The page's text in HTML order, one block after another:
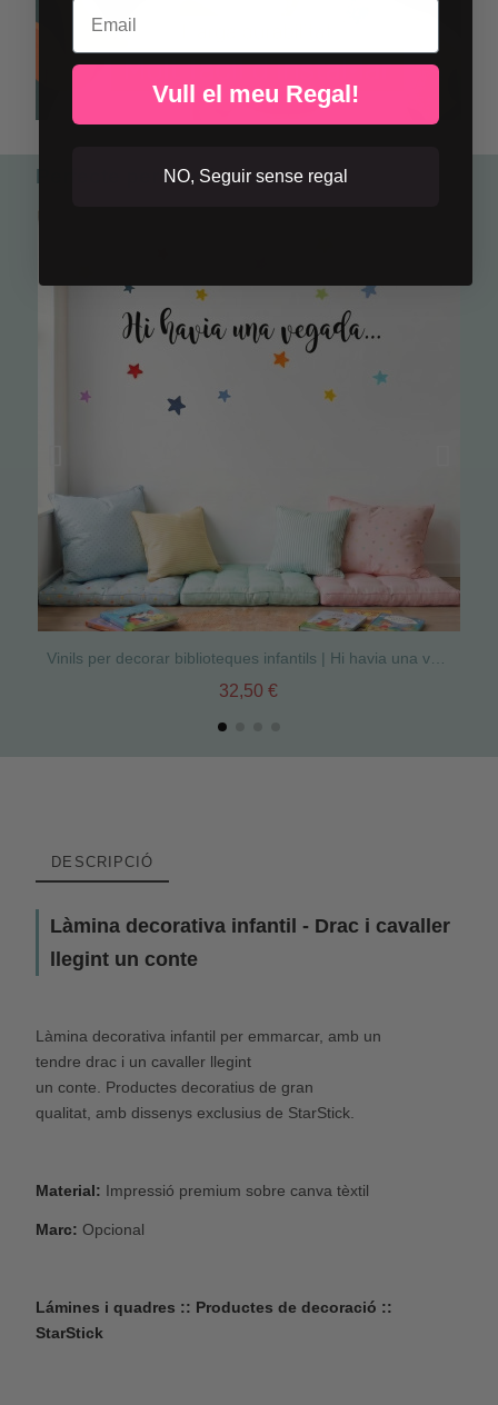
Perfecte per combinar
32,50 €
DESCRIPCIÓ
Làmina decorativa infantil - Drac i cavaller
llegint un conte
Làmina decorativa infantil per emmarcar, amb un
tendre drac i un cavaller llegint
un conte. Productes decoratius de gran
qualitat, amb dissenys exclusius de StarStick.
Material: Impressió premium sobre canva tèxtil
Marc: Opcional
Lámines i quadres :: Productes de decoració ::
StarStick
Email
Vull el meu Regal!
NO, Seguir sense regal